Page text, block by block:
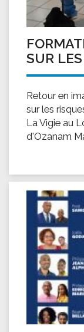
SUR
Retour en
sur les
La Vigie au
d'Ozanam